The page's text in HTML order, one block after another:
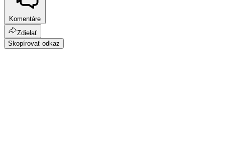
Komentáre
Zdielať
Skopírovať odkaz